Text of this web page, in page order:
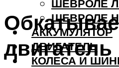
ШЕВРОЛЕ
ШЕВРОЛЕ
АККУМУЛЯТОР
ДВИГАТЕЛЬ
КОЛЕСА И
двигатель